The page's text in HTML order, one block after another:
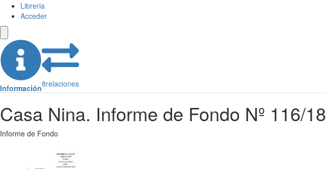
Libreria
Acceder
Información8relaciones
Casa Nina. Informe de Fondo Nº 116/18
Informe de Fondo